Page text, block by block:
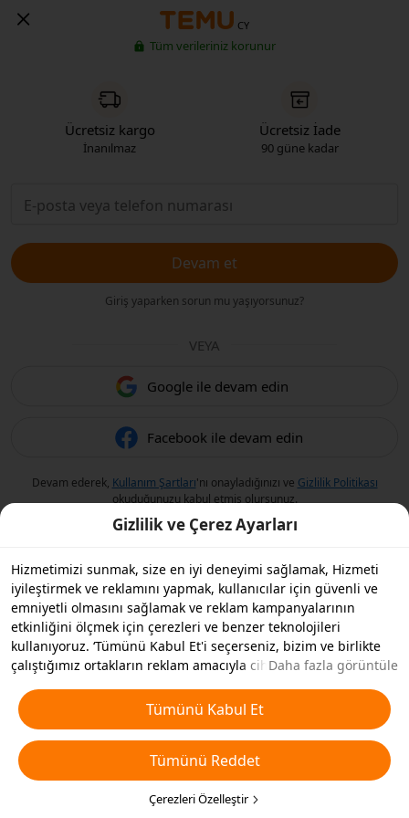
CY
Tüm verileriniz korunur
Ücretsiz kargo
İnanılmaz
Ücretsiz İade
90 güne kadar
Devam et
Giriş yaparken sorun mu yaşıyorsunuz?
VEYA
Google ile devam edin
Facebook ile devam edin
Devam ederek, Kullanım Şartları'nı onayladığınızı ve Gizlilik Politikası
okuduğunuzu kabul etmiş olursunuz.
Gizlilik ve Çerez Ayarları
Hizmetimizi sunmak, size en iyi deneyimi sağlamak, Hizmeti
iyileştirmek ve reklamını yapmak, kullanıcılar için güvenli ve
emniyetli olmasını sağlamak ve reklam kampanyalarının
etkinliğini ölçmek için çerezleri ve benzer teknolojileri
kullanıyoruz. ‘Tümünü Kabul Et'i seçerseniz, bizim ve birlikte
çalıştığımız ortakların reklam amacıyla cihazınızda çerezleri ve
Ayrıca, temel olmayan çerezlerin ’Tümünü Reddedebilir' veya
aşağıdaki ’Çerezleri Özelleştir'i tıklayarak veya gizlilik
ayarlarınızda istediğiniz zaman hangi çerez türlerini kabul
etmek veya devre dışı bırakmak istediğinizi seçebilirsiniz. Daha
fazla detay içinÇerezler ve Benzer Teknolojiler Politikamıza
Daha fazla görüntüle
Tümünü Kabul Et
Tümünü Reddet
Çerezleri Özelleştir